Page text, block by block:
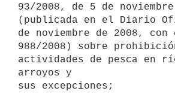
93/2008, de 5 de
(publicada en el Diario
de noviembre de 2008, con
988/2008) sobre
actividades de pesca en
arroyos y
sus excepciones;